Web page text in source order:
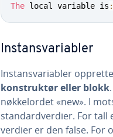
The local variable is :
Instansvariabler
Instansvariabler
konstruktør eller blokk
nøkkelordet «new». I
standardverdier. For tall
verdier er den false. For